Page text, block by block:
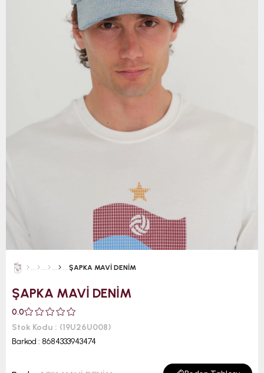
ŞAPKA MAVİ DENİM
ŞAPKA MAVİ DENİM
0.0
Stok Kodu
(19U26U008)
Barkod : 8684333943474